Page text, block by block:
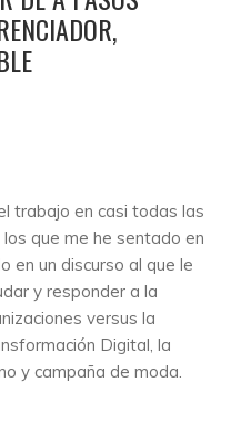
trabajo en casi todas las
que me he sentado en
en un discurso al que le
y responder a la
versus la
Digital, la
y campaña de moda.